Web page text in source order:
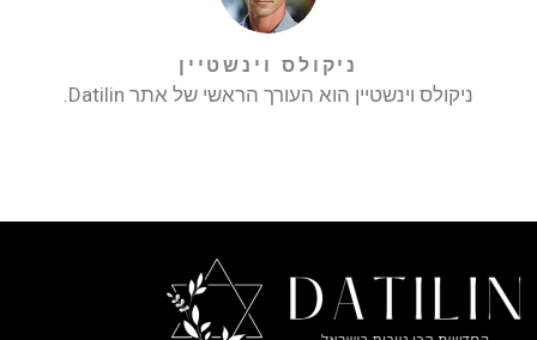
ניקולס וינשטיין
ניקולס וינשטיין הוא העורך הראשי של אתר Datilin.